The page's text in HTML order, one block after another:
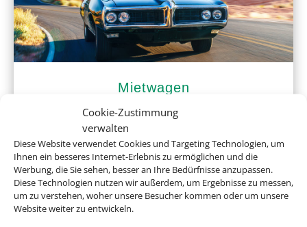
Cookie-Zustimmung
verwalten
Diese Website verwendet Cookies und Targeting Technologien, um
Ihnen ein besseres Internet-Erlebnis zu ermöglichen und die
Werbung, die Sie sehen, besser an Ihre Bedürfnisse anzupassen.
Diese Technologien nutzen wir außerdem, um Ergebnisse zu messen,
um zu verstehen, woher unsere Besucher kommen oder um unsere
Website weiter zu entwickeln.
Mietwagen